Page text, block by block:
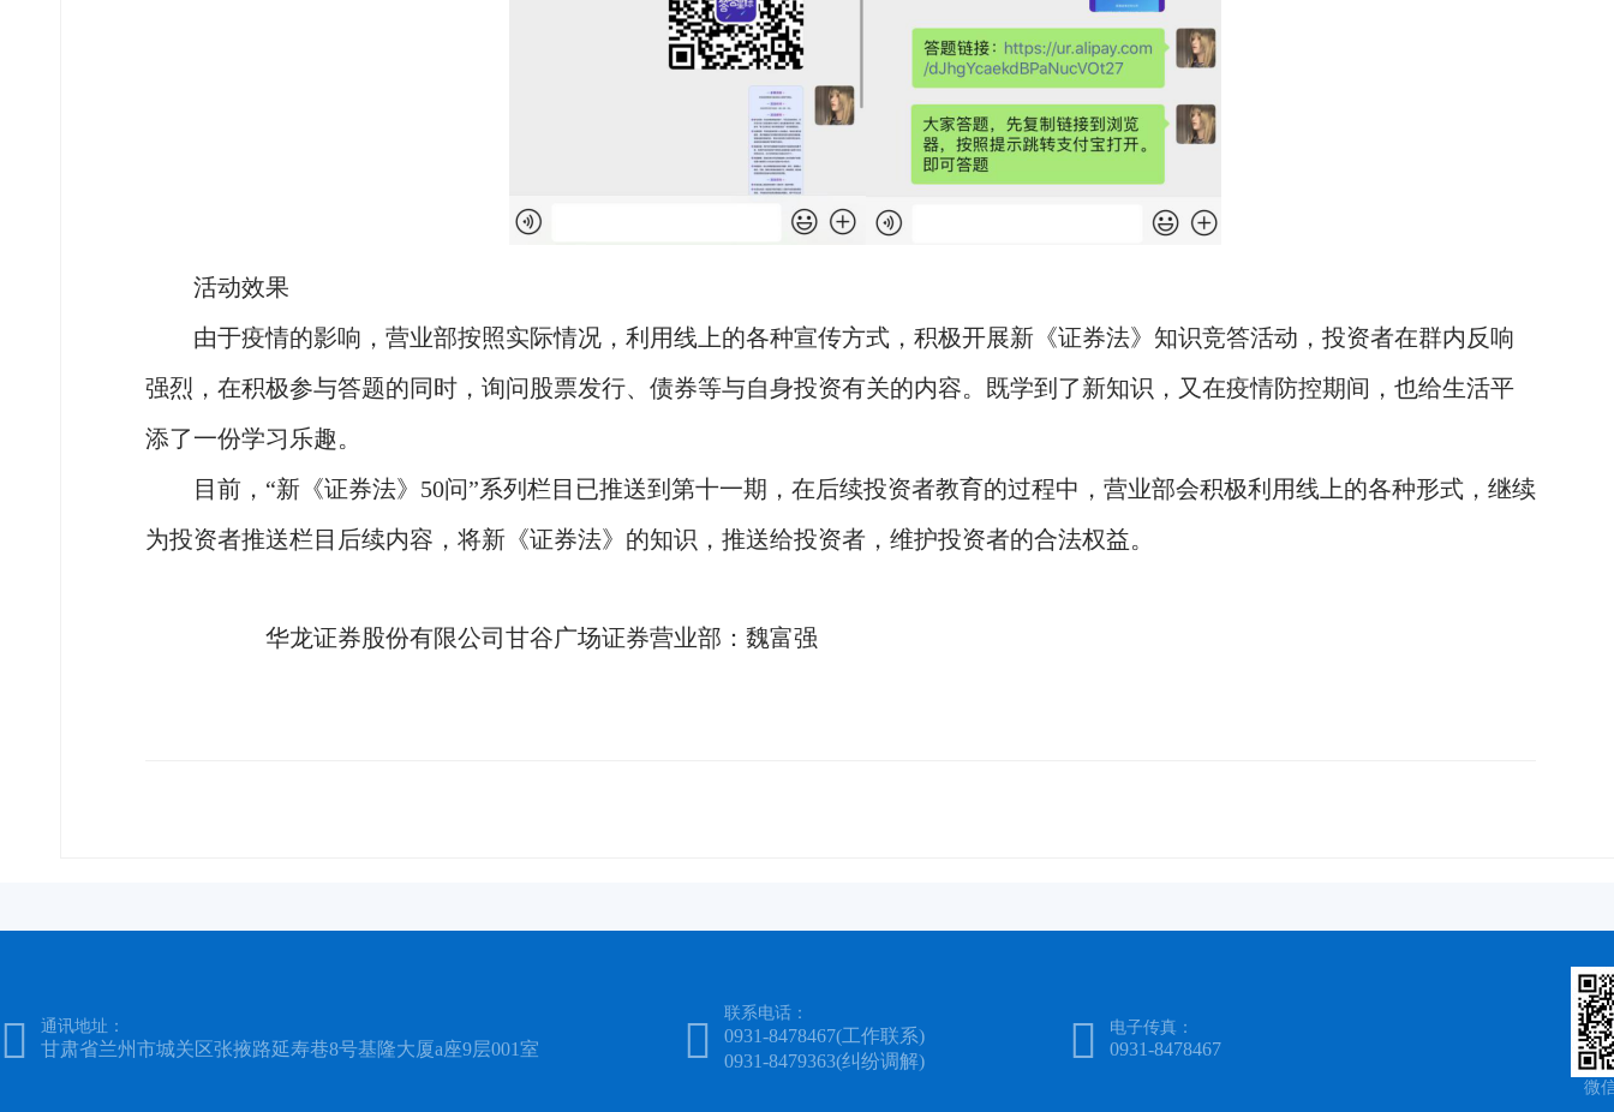
活动效果
由于疫情的影响，营业部按照实际情况，利用线上的各种宣传方式，积极开展新《证券法》知识竞答活动，投资者在群内反响
强烈，在积极参与答题的同时，询问股票发行、债券等与自身投资有关的内容。既学到了新知识，又在疫情防控期间，也给生活平
添了一份学习 乐趣。
目前， “新《证券法》50问”系列栏目已推送到第十一期，在后续投资者教育的过程中，营业部会积极利用线上的各种形式，继续
为投资者推送栏目后续内容，将新《证券法》的知识，推送给投资者，维护投资者的合法权益。
华龙证券股份有限公司甘谷广场证券营业部：魏富强
 通讯地址：
甘肃省兰州市城关区张掖路延寿巷8号基隆大厦a座9层001室 
联系电话：
0931-8478467(工作联系)
0931-8479363(纠纷调解)
 电子传真：
0931-8478467
微